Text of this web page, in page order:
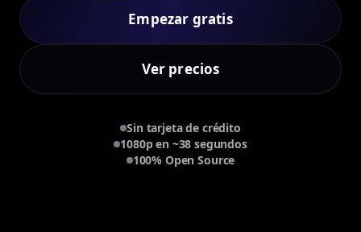
Empezar gratis
Ver precios
Sin tarjeta de crédito
1080p en ~38 segundos
100% Open Source